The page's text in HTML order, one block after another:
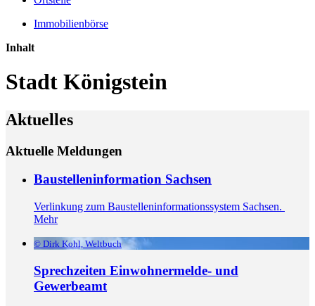
Immobilienbörse
Inhalt
Stadt Königstein
Aktuelles
Aktuelle Meldungen
Baustelleninformation Sachsen
Verlinkung zum Baustelleninformationssystem Sachsen.
Mehr
© Dirk Kohl, Weltbuch
Sprechzeiten Einwohnermelde- und
Gewerbeamt